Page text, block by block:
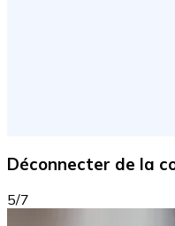
Déconnecter de la
5/7